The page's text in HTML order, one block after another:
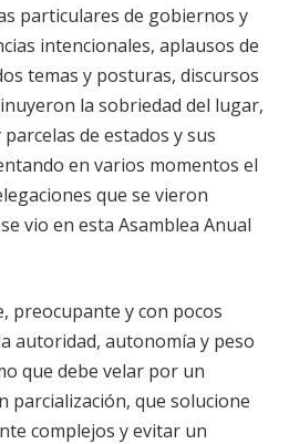
particulares de gobiernos y
intencionales, aplausos de
temas y posturas, discursos
la sobriedad del lugar,
de estados y sus
en varios momentos el
que se vieron
vio en esta Asamblea Anual
preocupante y con pocos
autoridad, autonomía y peso
que debe velar por un
parcialización, que solucione
complejos y evitar un